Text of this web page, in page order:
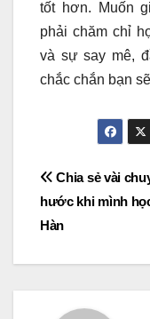
tốt hơn. Muốn
phải chăm chỉ
và sự say mê,
chắc chắn bạn
Post
Chia sẻ vài
hước khi mình
Hàn